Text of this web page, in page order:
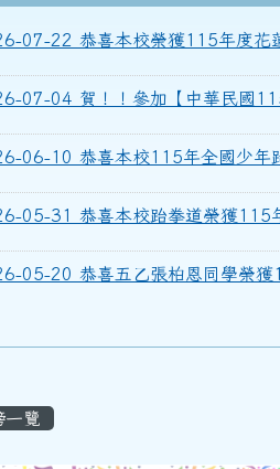
07-22 恭喜本校榮獲115年度花
07-04 賀！！參加【中華民國
06-10 恭喜本校115年全國少年
05-31 恭喜本校跆拳道榮獲115
05-20 恭喜五乙張柏恩同學榮獲
域
覽